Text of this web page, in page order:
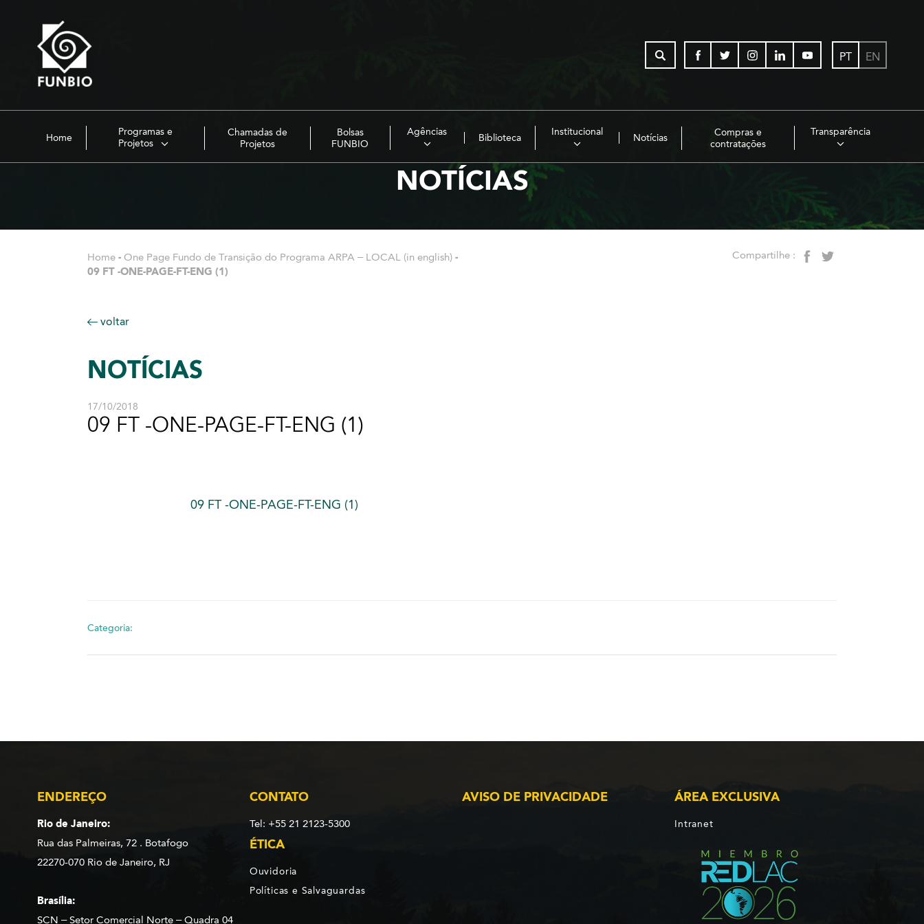
PT EN
Home
Programas e
Projetos
Chamadas de
Projetos
Bolsas
FUNBIO
Agências
Biblioteca
Institucional
Notícias
Compras e
contratações
Transparência
NOTÍCIAS
Home - One Page Fundo de Transição do Programa ARPA – LOCAL (in english) -
09 FT -ONE-PAGE-FT-ENG (1)
Compartilhe :
voltar
NOTÍCIAS
17/10/2018
09 FT -ONE-PAGE-FT-ENG (1)
09 FT -ONE-PAGE-FT-ENG (1)
Categoria:
ENDEREÇO
Rio de Janeiro:
Rua das Palmeiras, 72 . Botafogo
22270-070 Rio de Janeiro, RJ
Brasília:
SCN – Setor Comercial Norte – Quadra 04
CONTATO
Tel: +55 21 2123-5300
AVISO DE PRIVACIDADE ÁREA EXCLUSIVA
Intranet
ÉTICA
Ouvidoria
Políticas e Salvaguardas